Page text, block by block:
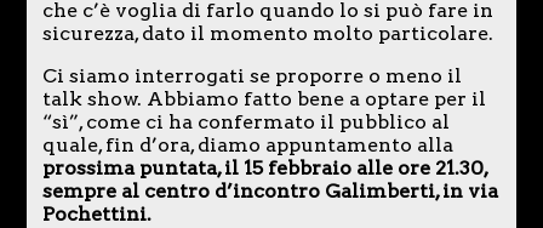
che c’è voglia di farlo quando lo si può fare in
sicurezza, dato il momento molto particolare.
Ci siamo interrogati se proporre o meno il
talk show. Abbiamo fatto bene a optare per il
“sì”, come ci ha confermato il pubblico al
quale, fin d’ora, diamo appuntamento alla
prossima puntata, il 15 febbraio alle ore 21.30,
sempre al centro d’incontro Galimberti, in via
Pochettini.